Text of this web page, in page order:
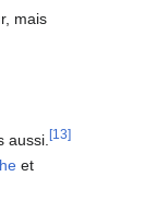
mais
aussi.[13]
et